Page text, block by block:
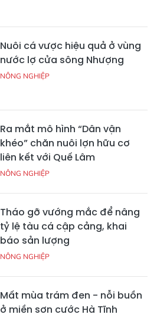
Nuôi cá vược hiệu quả ở vùng
nước lợ cửa sông Nhượng
NÔNG NGHIỆP
Ra mắt mô hình “Dân vận
khéo” chăn nuôi lợn hữu cơ
liên kết với Quế Lâm
NÔNG NGHIỆP
Tháo gỡ vướng mắc để nâng
tỷ lệ tàu cá cập cảng, khai
báo sản lượng
NÔNG NGHIỆP
Mất mùa trám đen - nỗi buồn
ở miền sơn cước Hà Tĩnh